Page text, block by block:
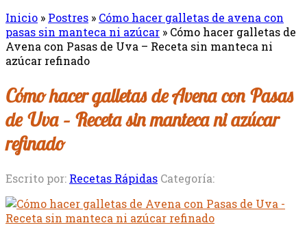
Inicio » Postres » Cómo hacer galletas de avena con
pasas sin manteca ni azúcar » Cómo hacer galletas de
Avena con Pasas de Uva – Receta sin manteca ni
azúcar refinado
Cómo hacer galletas de Avena con Pasas
de Uva – Receta sin manteca ni azúcar
refinado
Escrito por: Recetas Rápidas Categoría: